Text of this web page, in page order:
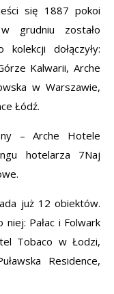
się 1887 pokoi
grudniu zostało
dołączyły:
Kalwarii, Arche
w Warszawie,
Łódź.
– Arche Hotele
hotelarza 7Naj
już 12 obiektów.
Pałac i Folwark
Tobaco w Łodzi,
Residence,